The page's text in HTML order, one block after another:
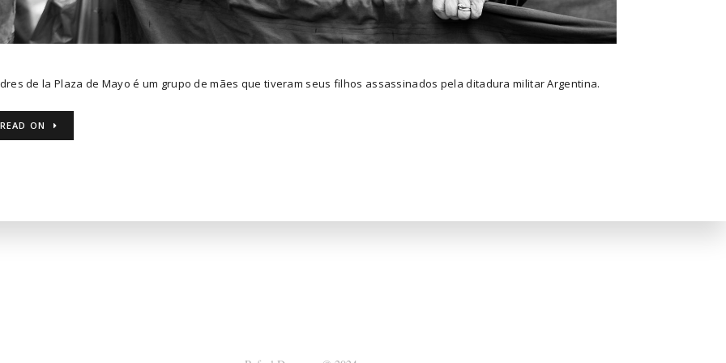
de la Plaza de Mayo é um grupo de mães que tiveram seus filhos assassinados pela ditadura militar Argentina.
READ ON